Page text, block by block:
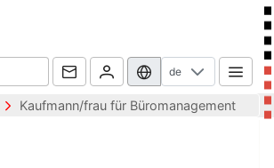
de
Kaufmann/frau für Büromanagement